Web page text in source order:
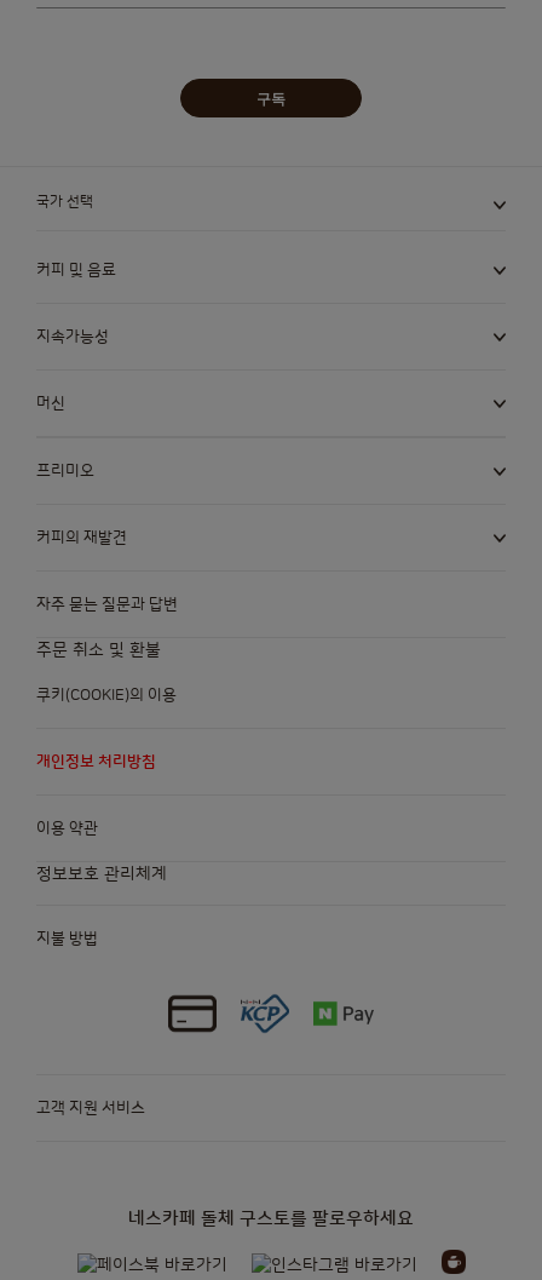
구독
국가 선택
커피 및 음료
지속가능성
머신
프리미오
커피의 재발견
네스카페 돌체 구스토를 팔로우하세요
지불 방법
고객 지원 서비스
자주 묻는 질문과 답변
주문 취소 및 환불
쿠키(COOKIE)의 이용
개인정보 처리방침
이용 약관
정보보호 관리체계